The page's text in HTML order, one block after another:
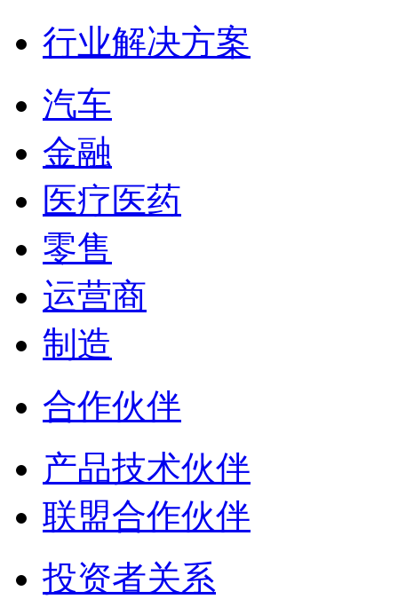
行业解决方案
汽车
金融
医疗医药
零售
运营商
制造
合作伙伴
产品技术伙伴
联盟合作伙伴
投资者关系